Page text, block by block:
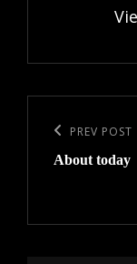
Previous
Post
PREV POST
About today